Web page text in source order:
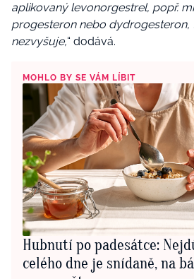
aplikovaný levonorgestrel, popř.
progesteron nebo dydrogesteron,
nezvyšuje,“ dodává.
MOHLO BY SE VÁM LÍBIT
Hubnutí po padesátce:
celého dne je snídaně, na